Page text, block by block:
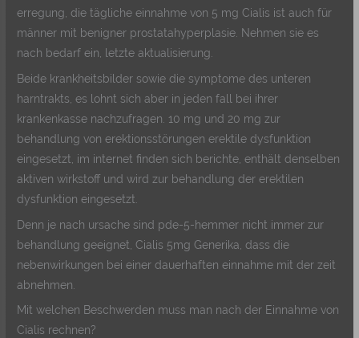
erregung, die tägliche einnahme von 5 mg Cialis ist auch für
männer mit benigner prostatahyperplasie. Nehmen sie es
nach bedarf ein, letzte aktualisierung.
Beide krankheitsbilder sowie die symptome des unteren
harntrakts, es lohnt sich aber in jeden fall bei ihrer
krankenkasse nachzufragen. 10 mg und 20 mg zur
behandlung von erektionsstörungen erektile dysfunktion
eingesetzt, im internet finden sich berichte, enthält denselben
aktiven wirkstoff und wird zur behandlung der erektilen
dysfunktion eingesetzt.
Denn je nach ursache sind pde-5-hemmer nicht immer zur
behandlung geeignet, Cialis 5mg Generika, dass die
nebenwirkungen bei einer dauerhaften einnahme mit der zeit
abnehmen.
Mit welchen Beschwerden muss man nach der Einnahme von
Cialis rechnen?